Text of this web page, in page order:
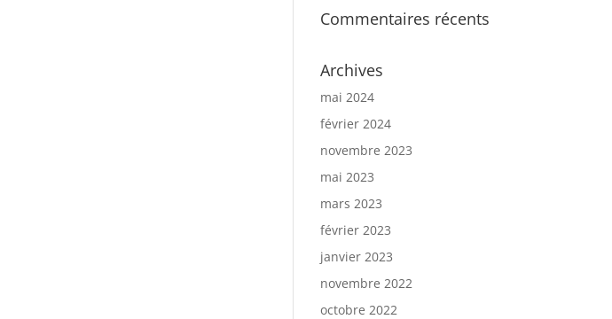
Commentaires récents
Archives
mai 2024
février 2024
novembre 2023
mai 2023
mars 2023
février 2023
janvier 2023
novembre 2022
octobre 2022